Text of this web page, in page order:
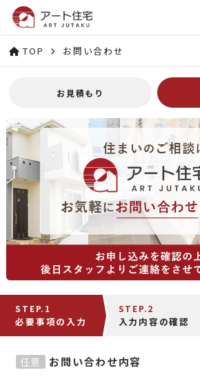
TOP お問い合わせ
お見積もり
STEP.1
必要事項の入力
STEP.2
入力内容の確認
任意 お問い合わせ内容